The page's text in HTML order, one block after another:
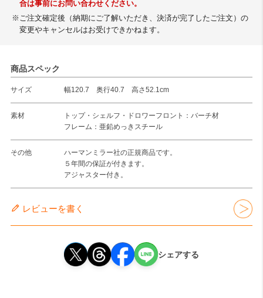
合は事前にお問い合わせください。
※ご注文確定後（納期にご了解いただき、決済が完了したご注文）の
変更やキャンセルはお受けできかねます。
商品スペック
サイズ 幅120.7 奥行40.7 高さ52.1cm
素材
トップ・シェルフ・ドロワーフロント：バーチ材
フレーム：亜鉛めっきスチール
その他
ハーマンミラー社の正規商品です。
５年間の保証が付きます。
アジャスター付き。
レビューを書く
シェアする